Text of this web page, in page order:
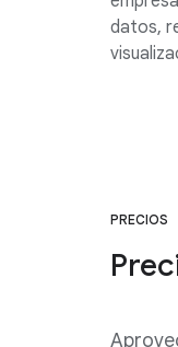
datos,
PRECIOS